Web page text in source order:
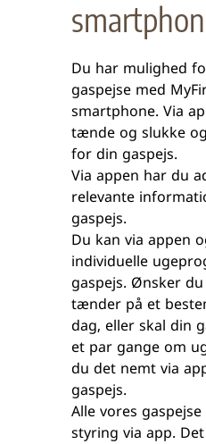
Du har mulighed
gaspejse med
smartphone. Via
tænde og slukke
for din gaspejs.
Via appen har du
relevante
gaspejs.
Du kan via appen
individuelle
gaspejs. Ønsker
tænder på et
dag, eller skal din
et par gange om
du det nemt via
gaspejs.
Alle vores
styring via app.